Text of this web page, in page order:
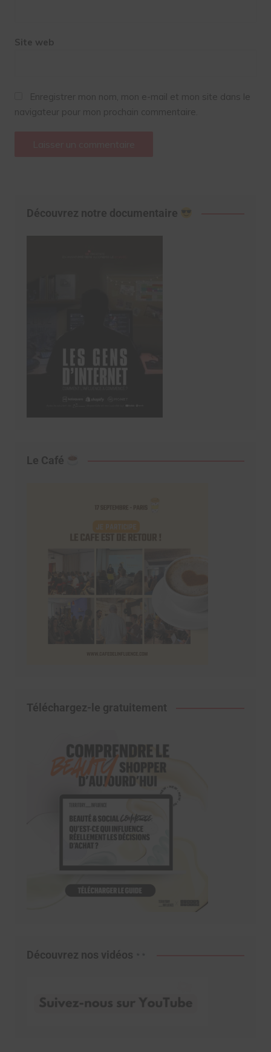
Site web
Enregistrer mon nom, mon e-mail et mon site dans le
navigateur pour mon prochain commentaire.
Découvrez notre documentaire
Le Café
Téléchargez-le gratuitement
Découvrez nos vidéos